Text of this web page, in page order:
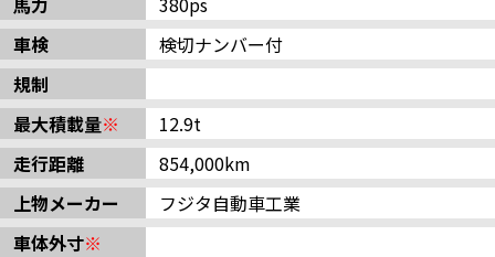
車検
検切ナンバー付
規制
最大積載量※
12.9t
走行距離
854,000km
上物メーカー
フジタ自動車工業
車体外寸※